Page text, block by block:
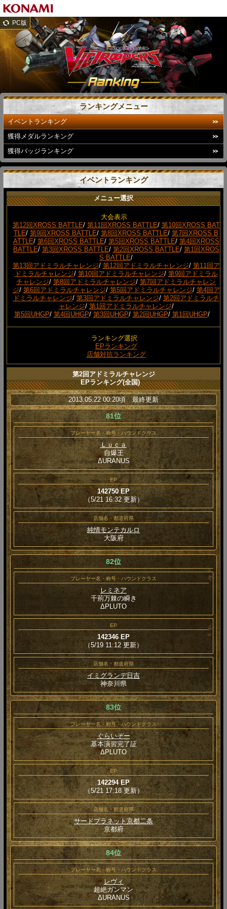
PC版
ランキングメニュー
イベントランキング
獲得メダルランキング
獲得バッジランキング
イベントランキング
メニュー選択
大会表示
第12回XROSS BATTLE/ 第11回XROSS BATTLE/ 第10回XROSS BAT
TLE/ 第9回XROSS BATTLE/ 第8回XROSS BATTLE/ 第7回XROSS B
ATTLE/ 第6回XROSS BATTLE/ 第5回XROSS BATTLE/ 第4回XROSS
BATTLE/ 第3回XROSS BATTLE/ 第2回XROSS BATTLE/ 第1回XROS
S BATTLE/
第13回アドミラルチャレンジ/ 第12回アドミラルチャレンジ/ 第11回ア
ドミラルチャレンジ/ 第10回アドミラルチャレンジ/ 第9回アドミラル
チャレンジ/ 第8回アドミラルチャレンジ/ 第7回アドミラルチャレン
ジ/ 第6回アドミラルチャレンジ/ 第5回アドミラルチャレンジ/ 第4回ア
ドミラルチャレンジ/ 第3回アドミラルチャレンジ/ 第2回アドミラルチ
ャレンジ/ 第1回アドミラルチャレンジ/
第5回UHGP/ 第4回UHGP/ 第3回UHGP/ 第2回UHGP/ 第1回UHGP/
ランキング選択
EPランキング
店舗対抗ランキング
第2回アドミラルチャレンジ
EPランキング(全国)
2013.05.22 00:20頃 最終更新
81位
プレーヤー名・称号・ハウンドクラス
Ｌｕｃａ
自爆王
ΔURANUS
EP
142750 EP
（5/21 16:32 更新）
店舗名・都道府県
純情モンテカルロ
大阪府
82位
プレーヤー名・称号・ハウンドクラス
レミネア
千荊万棘の瞬き
ΔPLUTO
EP
142346 EP
（5/19 11:12 更新）
店舗名・都道府県
イミグランデ日吉
神奈川県
83位
プレーヤー名・称号・ハウンドクラス
ぐらいぞー
基本演習完了証
ΔPLUTO
EP
142294 EP
（5/21 17:18 更新）
店舗名・都道府県
サードプラネット京都二条
京都府
84位
プレーヤー名・称号・ハウンドクラス
レヴィ
超絶ガンマン
ΔURANUS